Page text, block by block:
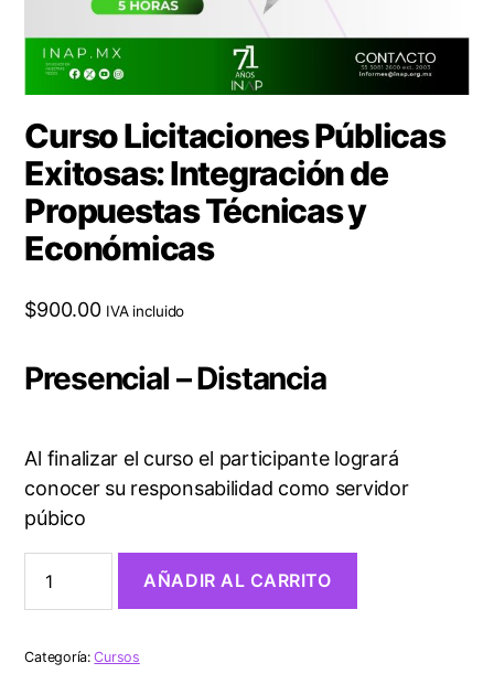
Curso Licitaciones Públicas
Exitosas: Integración de
Propuestas Técnicas y
Económicas
$900.00 IVA incluido
Presencial – Distancia
Al finalizar el curso el participante logrará
conocer su responsabilidad como servidor
púbico
AÑADIR AL CARRITO
Categoría:Cursos